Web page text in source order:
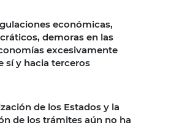
económicas,
demoras en las
excesivamente
sí y hacia terceros
de los Estados y la
de los trámites aún no ha